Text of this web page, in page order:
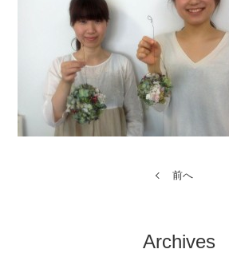
前へ
Archives